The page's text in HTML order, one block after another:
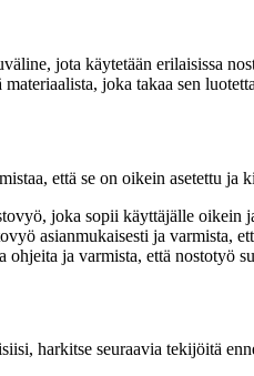
jota käytetään erilaisissa
joka takaa sen
että se on oikein asetettu
joka sopii käyttäjälle oikein
asianmukaisesti ja varmista,
ohjeita ja varmista, että nostotyö
harkitse seuraavia tekijöitä